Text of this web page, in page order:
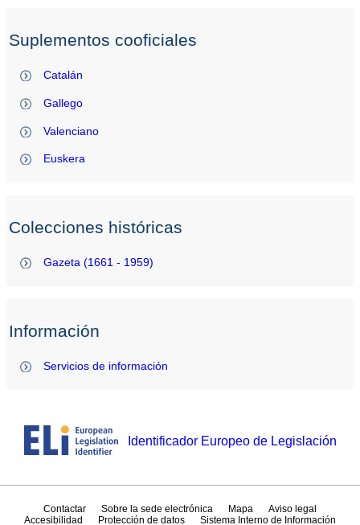
Suplementos cooficiales
Catalán
Gallego
Valenciano
Euskera
Colecciones históricas
Gazeta (1661 - 1959)
Información
Servicios de información
Identificador Europeo de Legislación
Contactar Sobre la sede electrónica Mapa
Aviso legal
Accesibilidad
Protección de datos Sistema Interno de Información